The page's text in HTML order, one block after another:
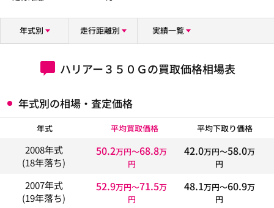
年式別 走行距離別 実績一覧
ハリアー３５０Ｇの買取価格相場表
年式別の相場・査定価格
年式 平均買取価格 平均下取り価格
2008年式
(18年落ち)
50.2万円〜68.8万
円
42.0万円〜58.0万
円
2007年式
(19年落ち)
52.9万円〜71.5万
円
48.1万円〜60.9万
円